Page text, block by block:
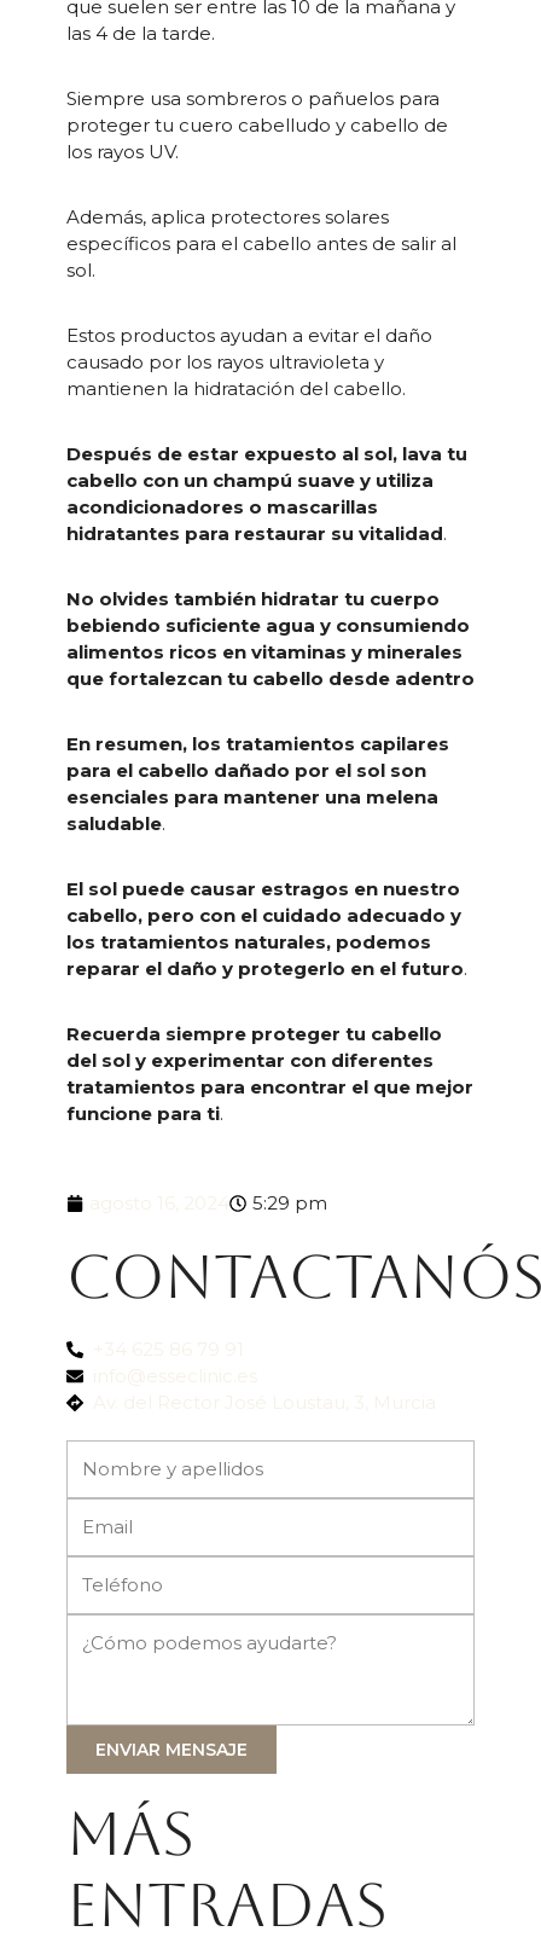
que suelen ser entre las 10 de la mañana y
las 4 de la tarde.
Siempre usa sombreros o pañuelos para
proteger tu cuero cabelludo y cabello de
los rayos UV.
Además, aplica protectores solares
específicos para el cabello antes de salir al
sol.
Estos productos ayudan a evitar el daño
causado por los rayos ultravioleta y
mantienen la hidratación del cabello.
Después de estar expuesto al sol, lava tu
cabello con un champú suave y utiliza
acondicionadores o mascarillas
hidratantes para restaurar su vitalidad.
No olvides también hidratar tu cuerpo
bebiendo suficiente agua y consumiendo
alimentos ricos en vitaminas y minerales
que fortalezcan tu cabello desde adentro
En resumen, los tratamientos capilares
para el cabello dañado por el sol son
esenciales para mantener una melena
saludable.
El sol puede causar estragos en nuestro
cabello, pero con el cuidado adecuado y
los tratamientos naturales, podemos
reparar el daño y protegerlo en el futuro.
Recuerda siempre proteger tu cabello
del sol y experimentar con diferentes
tratamientos para encontrar el que mejor
funcione para ti.
5:29 pm
ENVIAR MENSAJE
Más
entradas